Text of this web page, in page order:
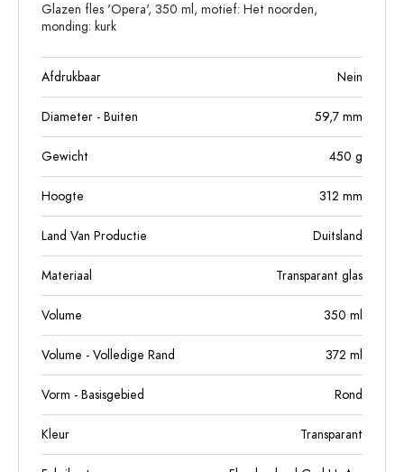
Glazen fles 'Opera', 350 ml, motief: Het noorden,
monding: kurk
Afdrukbaar Nein
Diameter - Buiten 59,7 mm
Gewicht 450 g
Hoogte 312 mm
Land Van Productie Duitsland
Materiaal Transparant glas
Volume 350 ml
Volume - Volledige Rand 372 ml
Vorm - Basisgebied Rond
Kleur Transparant